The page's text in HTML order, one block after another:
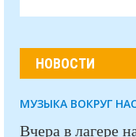
НОВОСТИ
МУЗЫКА ВОКРУГ
Вчера в лагере